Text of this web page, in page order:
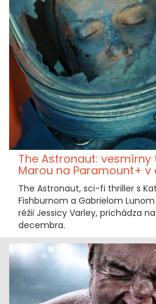
The Astronaut: vesmírny
Marou na Paramount+
The Astronaut, sci-fi thriller s
Fishburnom a Gabrielom
réžii Jessicy Varley, prichádza
decembra.